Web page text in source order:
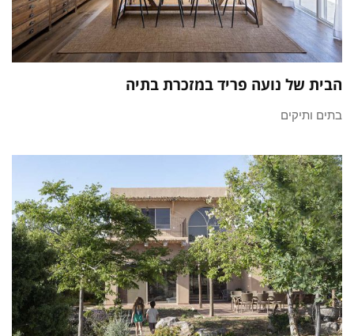
הבית של נועה פריד במזכרת בתיה
בתים ותיקים